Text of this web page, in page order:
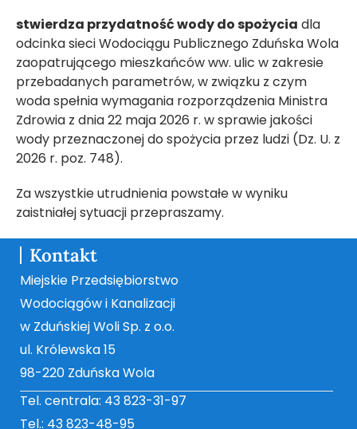
stwierdza przydatność wody do spożycia dla
odcinka sieci Wodociągu Publicznego Zduńska Wola
zaopatrującego mieszkańców ww. ulic w zakresie
przebadanych parametrów, w związku z czym
woda spełnia wymagania rozporządzenia Ministra
Zdrowia z dnia 22 maja 2026 r. w sprawie jakości
wody przeznaczonej do spożycia przez ludzi (Dz. U. z
2026 r. poz. 748).
Za wszystkie utrudnienia powstałe w wyniku
zaistniałej sytuacji przepraszamy.
Kontakt
Miejskie Przedsiębiorstwo
Wodociągów i Kanalizacji
w Zduńskiej Woli Sp. z o.o.
ul. Królewska 15
98-220 Zduńska Wola
Tel. centrala: 43 823-31-97
Tel.: 43 823-48-95